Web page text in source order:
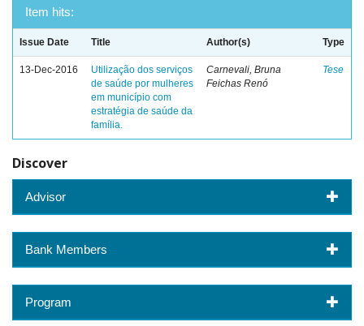
Item hits:
Issue Date Title Author(s) Type
13-Dec-2016
Utilização dos serviços
de saúde por mulheres
em município com
estratégia de saúde da
família.
Carnevali, Bruna
Feichas Renó
Tese
Discover
Advisor
Bank Members
Program